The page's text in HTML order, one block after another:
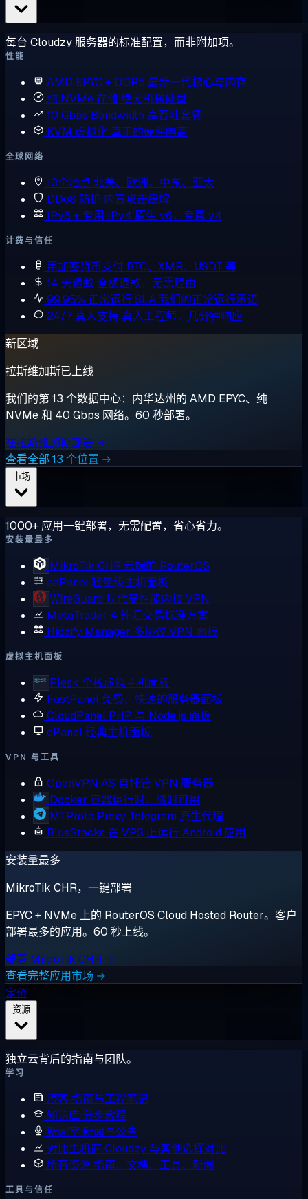
每台 Cloudzy 服务器的标准配置，而非附加项。
性能
AMD EPYC + DDR5 最新一代核心与内存
纯 NVMe 存储绝无机械硬盘
10 Gbps Bandwidth 高吞吐套餐
KVM 虚拟化 真正的硬件隔离
全球网络
13个地点 北美、欧洲、中东、亚太
DDoS 防护 内置攻击缓解
IPv6 + 专用 IPv4 原生 v6，专属 v4
计费与信任
用加密货币支付 BTC、XMR、USDT 等
14 天退款全额退款，无需理由
99.95% 正常运行 SLA我们的正常运行承诺
24/7 真人支持 真人工程师，几分钟响应
新区域
拉斯维加斯已上线
我们的第 13 个数据中心：内华达州的 AMD EPYC、纯
NVMe 和 40 Gbps 网络。60 秒部署。
在拉斯维加斯部署 →
查看全部 13 个位置 →
1000+ 应用一键部署，无需配置，省心省力。
安装量最多
MikroTik CHR 云端的 RouterOS
aaPanel轻量级主机面板
WireGuard 现代高性能内核 VPN
MetaTrader 4 外汇交易标准方案
Hiddify Manager 多协议 VPN 面板
虚拟主机面板
Plesk 全栈虚拟主机面板
FastPanel 免费、快速的服务器面板
CloudPanel PHP 与 Node.js 面板
cPanel经典主机面板
VPN 与工具
OpenVPN AS 自托管 VPN 服务器
Docker 容器运行时，随时可用
MTProto Proxy Telegram 原生代理
BlueStacks 在 VPS 上运行 Android 应用
安装量最多
MikroTik CHR，一键部署
EPYC + NVMe 上的 RouterOS Cloud Hosted Router。客户
部署最多的应用。60 秒上线。
部署 MikroTik CHR →
查看完整应用市场 →
定价
独立云背后的指南与团队。
学习
博客指南与工程笔记
知识库 分步教程
新闻室 新闻与公告
对比主机商 Cloudzy 与其他选择对比
所有资源指南、文档、工具、新闻
工具与信任